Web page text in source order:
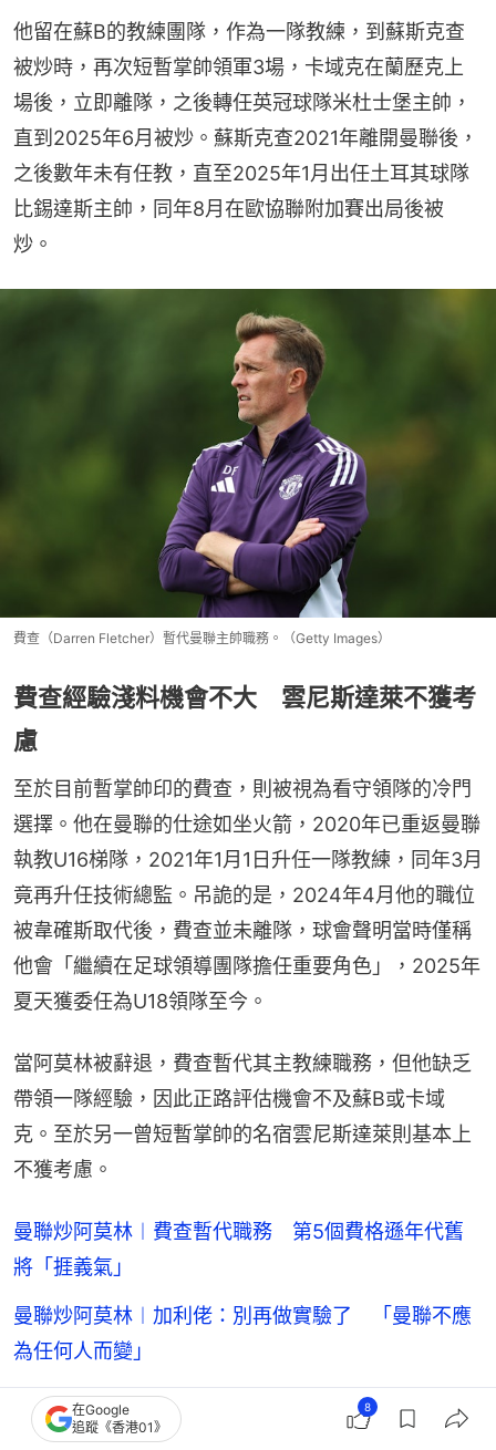
他留在蘇B的教練團隊，作為一隊教練，到蘇斯克查
被炒時，再次短暫掌帥領軍3場，卡域克在蘭歷克上
場後，立即離隊，之後轉任英冠球隊米杜士堡主帥，
直到2025年6月被炒。蘇斯克查2021年離開曼聯後，
之後數年未有任教，直至2025年1月出任土耳其球隊
比錫達斯主帥，同年8月在歐協聯附加賽出局後被
炒。
費查（Darren Fletcher）暫代曼聯主帥職務。（Getty Images）
費查經驗淺料機會不大 雲尼斯達萊不獲考
慮
至於目前暫掌帥印的費查，則被視為看守領隊的冷門
選擇。他在曼聯的仕途如坐火箭，2020年已重返曼聯
執教U16梯隊，2021年1月1日升任一隊教練，同年3月
竟再升任技術總監。吊詭的是，2024年4月他的職位
被韋確斯取代後，費查並未離隊，球會聲明當時僅稱
他會「繼續在足球領導團隊擔任重要角色」，2025年
夏天獲委任為U18領隊至今。
當阿莫林被辭退，費查暫代其主教練職務，但他缺乏
帶領一隊經驗，因此正路評估機會不及蘇B或卡域
克。至於另一曾短暫掌帥的名宿雲尼斯達萊則基本上
不獲考慮。
曼聯炒阿莫林︱費查暫代職務 第5個費格遜年代舊
將「捱義氣」
曼聯炒阿莫林︱加利佬：別再做實驗了 「曼聯不應
為任何人而變」
曼聯解僱教練阿莫林 領軍14個月未竟全功
在Google
追蹤《香港01》
8